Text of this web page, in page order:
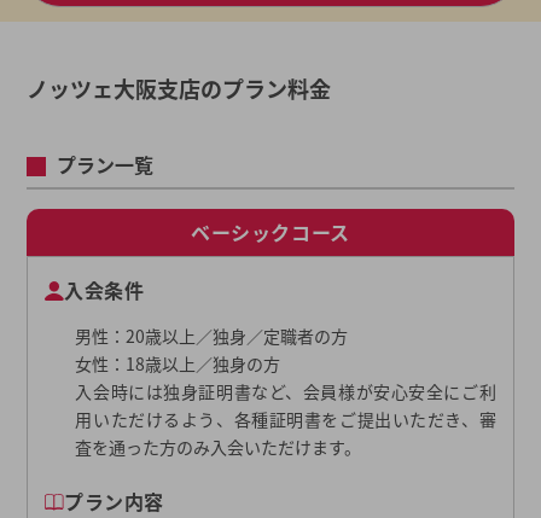
ノッツェ大阪支店のプラン料金
プラン一覧
ベーシックコース
入会条件
男性：20歳以上／独身／定職者の方
女性：18歳以上／独身の方
入会時には独身証明書など、会員様が安心安全にご利
用いただけるよう、各種証明書をご提出いただき、審
査を通った方のみ入会いただけます。
プラン内容